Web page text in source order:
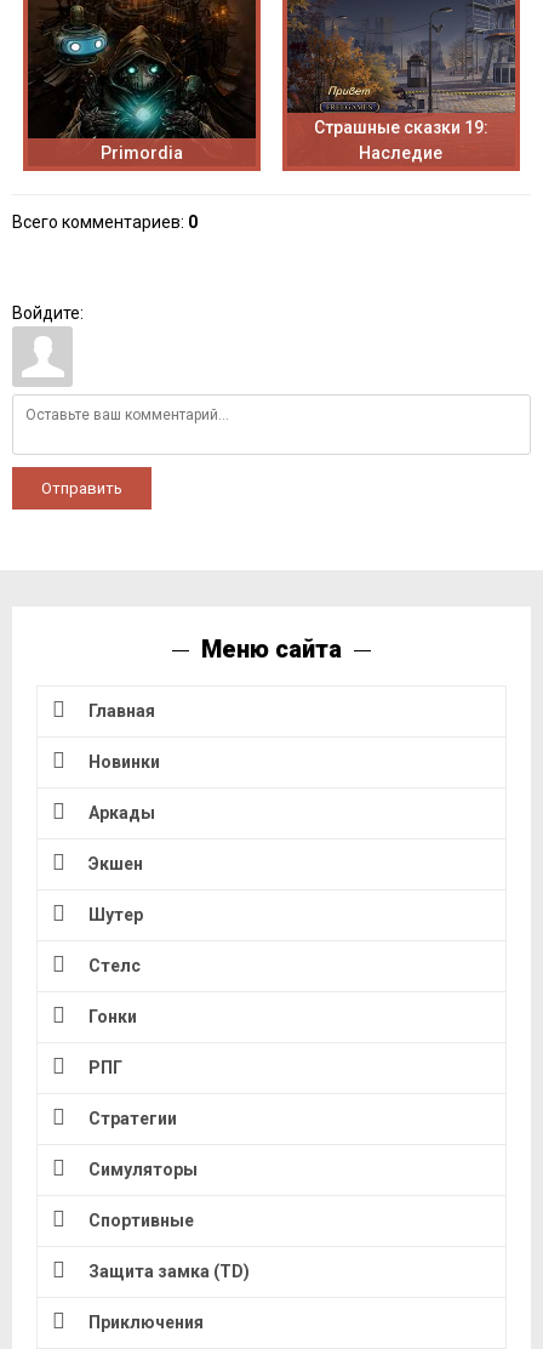
Primordia
Страшные сказки 19:
Наследие
Всего комментариев: 0
Войдите:
Отправить
Меню сайта
Главная
Новинки
Аркады
Экшен
Шутер
Стелс
Гонки
РПГ
Стратегии
Симуляторы
Спортивные
Защита замка (TD)
Приключения